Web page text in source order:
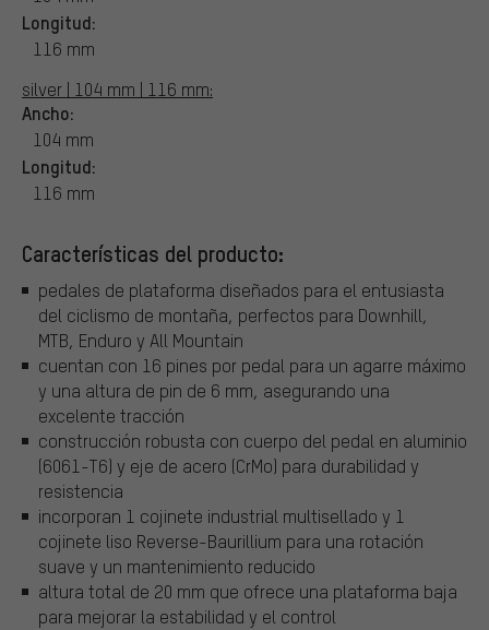
Longitud:
116 mm
silver | 104 mm | 116 mm:
Ancho:
104 mm
Longitud:
116 mm
Características del producto:
pedales de plataforma diseñados para el entusiasta
del ciclismo de montaña, perfectos para Downhill,
MTB, Enduro y All Mountain
cuentan con 16 pines por pedal para un agarre máximo
y una altura de pin de 6 mm, asegurando una
excelente tracción
construcción robusta con cuerpo del pedal en aluminio
(6061-T6) y eje de acero (CrMo) para durabilidad y
resistencia
incorporan 1 cojinete industrial multisellado y 1
cojinete liso Reverse-Baurillium para una rotación
suave y un mantenimiento reducido
altura total de 20 mm que ofrece una plataforma baja
para mejorar la estabilidad y el control